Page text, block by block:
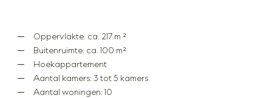
Oppervlakte: ca. 217 m ²
Buitenruimte: ca. 100 m²
Hoekappartement
Aantal kamers: 3 tot 5 kamers
Aantal woningen: 10